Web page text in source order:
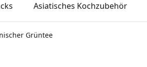
Asiatisches Kochzubehör
Grüntee